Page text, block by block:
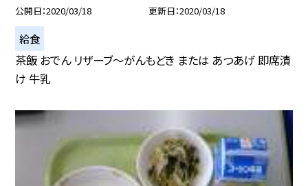
公開日 2020/03/18 更新日 2020/03/18
給食
茶飯 おでん リザーブ〜がんもどき または あつあげ 即席漬
け 牛乳